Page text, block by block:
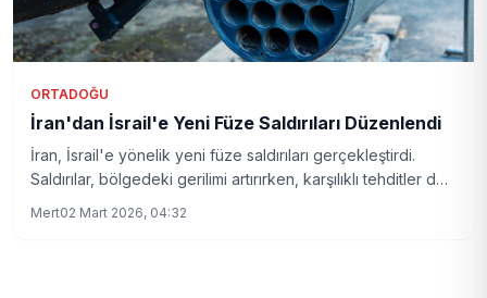
ORTADOĞU
İran'dan İsrail'e Yeni Füze Saldırıları Düzenlendi
İran, İsrail'e yönelik yeni füze saldırıları gerçekleştirdi.
Saldırılar, bölgedeki gerilimi artırırken, karşılıklı tehditler de
Mert02 Mart 2026, 04:32